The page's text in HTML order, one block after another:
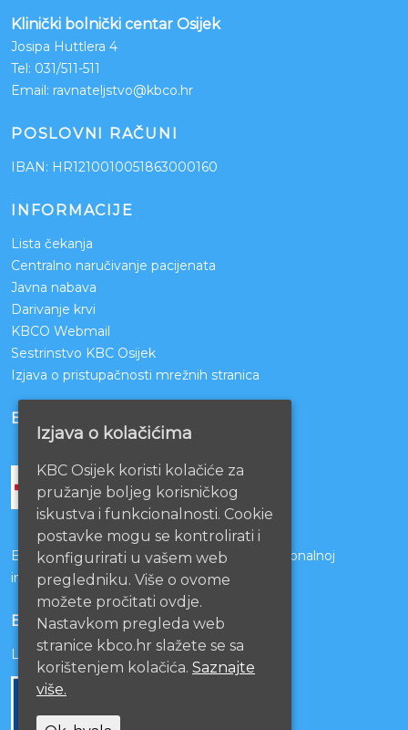
Klinički bolnički centar Osijek
Josipa Huttlera 4
Tel: 031/511-511
Email: ravnateljstvo@kbco.hr
POSLOVNI RAČUNI
IBAN: HR1210010051863000160
INFORMACIJE
Lista čekanja
Centralno naručivanje pacijenata
Javna nabava
Darivanje krvi
KBCO Webmail
Sestrinstvo KBC Osijek
Izjava o pristupačnosti mrežnih stranica
BOLNICE PARTNERI
Bolnice s kojima je potpisan ugovor o funkcionalnoj
integraciji
EU PROJEKTI
Lista projekata
Izjava o kolačićima
KBC Osijek koristi kolačiće za
pružanje boljeg korisničkog
iskustva i funkcionalnosti. Cookie
postavke mogu se kontrolirati i
konfigurirati u vašem web
pregledniku. Više o ovome
možete pročitati ovdje.
Nastavkom pregleda web
stranice kbco.hr slažete se sa
korištenjem kolačića. Saznajte
više.